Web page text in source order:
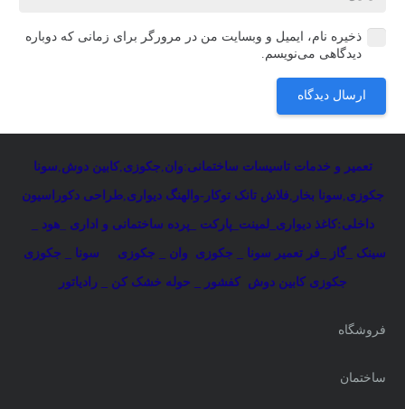
ذخیره نام، ایمیل و وبسایت من در مرورگر برای زمانی که دوباره
دیدگاهی می‌نویسم.
ارسال دیدگاه
تعمیر و خدمات تاسیسات ساختمانی:وان جکوزی ,کابین دوش سونا
جکوزی سونا بخار فلاش تانک توکار-والهنگ دیواری ,طراحی دکوراسیون
داخلی:کاغذ دیواری_لمینت_پارکت _پرده ساختمانی و اداری _هود _
سینک _گاز _فر تعمیر سونا _ جکوزی وان _ جکوزی سونا _ جکوزی
جکوزی کابین دوش کفشور _ حوله خشک کن _ رادیاتور
فروشگاه
ساختمان